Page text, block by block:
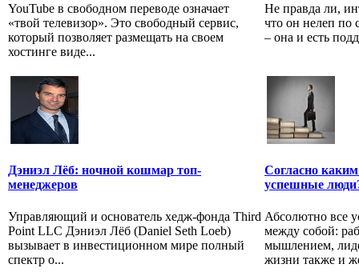
YouTube в свободном переводе означает
«твой телевизор». Это свободный сервис,
который позволяет размещать на своем
хостинге виде...
Не правда ли,
что он нелеп по
– она и есть
Дэниэл Лёб: ночной кошмар топ-
менеджеров
Управляющий и основатель хедж-фонда Third
Point LLC Дэниэл Лёб (Daniel Seth Loeb)
вызывает в инвестиционном мире полный
спектр о...
Согласно
успешные
Абсолютно все
между собой:
мышлением,
жизни также и